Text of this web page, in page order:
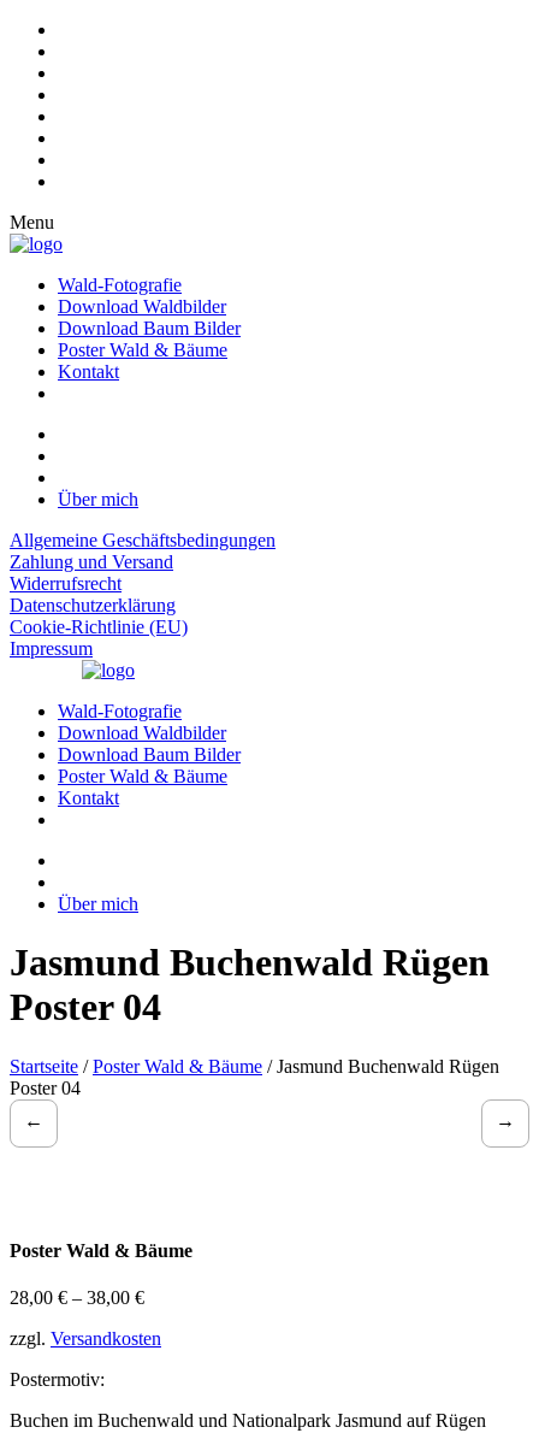
Menu
Wald-Fotografie
Download Waldbilder
Download Baum Bilder
Poster Wald & Bäume
Kontakt
Über mich
Allgemeine Geschäftsbedingungen
Zahlung und Versand
Widerrufsrecht
Datenschutzerklärung
Cookie-Richtlinie (EU)
Impressum
Wald-Fotografie
Download Waldbilder
Download Baum Bilder
Poster Wald & Bäume
Kontakt
Über mich
Jasmund Buchenwald Rügen
Poster 04
Startseite /Poster Wald & Bäume / Jasmund Buchenwald Rügen
Poster 04
←
→
Poster Wald & Bäume
28,00 € – 38,00 €
zzgl. Versandkosten
Postermotiv:
Buchen im Buchenwald und Nationalpark Jasmund auf Rügen